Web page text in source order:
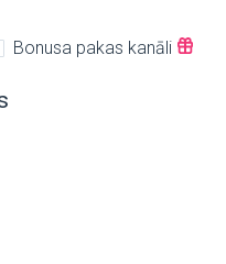
Bonusa pakas kanāli